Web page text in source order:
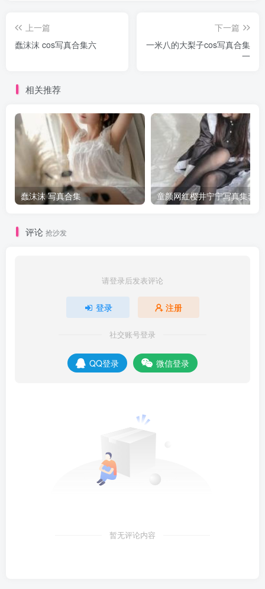
上一篇
蠢沫沫 cos写真合集六
下一篇
一米八的大梨子cos写真合集
一
相关推荐
蠢沫沫 写真合集 童颜网红樱井宁宁写真集套图
评论 抢沙发
请登录后发表评论
登录 注册
社交账号登录
QQ登录 微信登录
暂无评论内容